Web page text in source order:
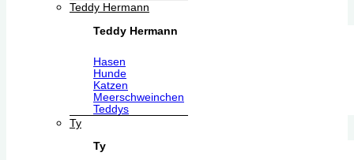
Teddy Hermann
Teddy Hermann
Hasen
Hunde
Katzen
Meerschweinchen
Teddys
Ty
Ty